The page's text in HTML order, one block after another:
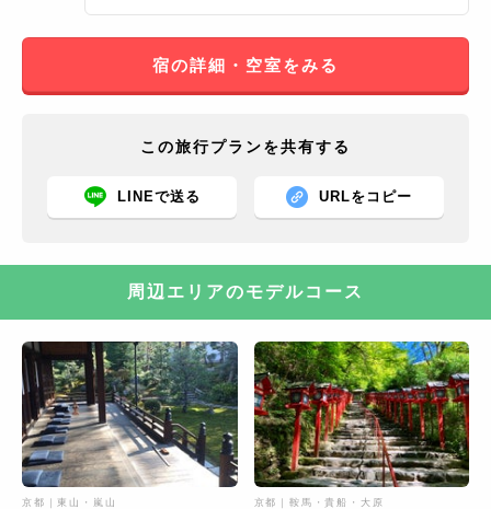
宿の詳細・空室をみる
この旅行プランを共有する
LINEで送る URLをコピー
周辺エリアのモデルコース
京都｜東山・嵐山 京都｜鞍馬・貴船・大原